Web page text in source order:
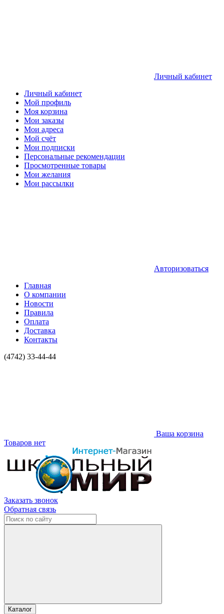
Личный кабинет
Личный кабинет
Мой профиль
Моя корзина
Мои заказы
Мои адреса
Мой счёт
Мои подписки
Персональные рекомендации
Просмотренные товары
Мои желания
Мои рассылки
Авторизоваться
Главная
О компании
Новости
Правила
Оплата
Доставка
Контакты
(4742) 33-44-44
Ваша корзина
Товаров нет
Заказать звонок
Обратная связь
Каталог